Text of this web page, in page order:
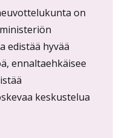
on
edistää hyvää
ennaltaehkäisee
keskustelua